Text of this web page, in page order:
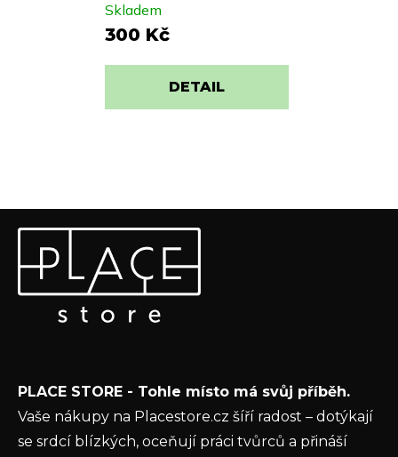
Skladem
300 Kč
DETAIL
Odebírat newsletter
Vložte svůj e-mail a my vám budeme zasílat informace o
nových produktech na našem e-shopu.
ochrany osobních údajů
PŘIHLÁSIT SE
PLACE STORE - Tohle místo má svůj příběh.
Vaše nákupy na Placestore.cz šíří radost – dotýkají
se srdcí blízkých, oceňují práci tvůrců a přináší